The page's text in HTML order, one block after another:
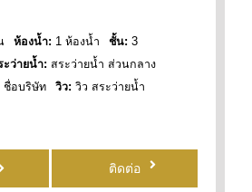
ห้องน้ำ: 1 ห้องน้ำ ชั้น: 3
ะว่ายน้ำ: สระว่ายน้ำ ส่วนกลาง
ชื่อบริษัท วิว: วิว สระว่ายน้ำ
ติดต่อ